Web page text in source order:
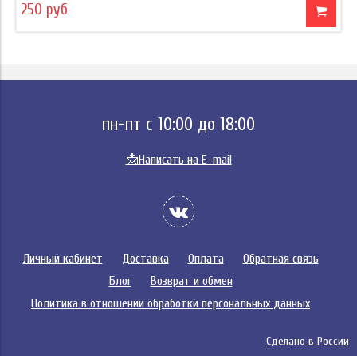
250 руб
пн-пт с 10:00 до 18:00
📩Написать на E-mail
Личный кабинет Доставка Оплата
Обратная связь
Блог
Возврат и обмен
Политика в отношении обработки персональных данных
Сделано в России